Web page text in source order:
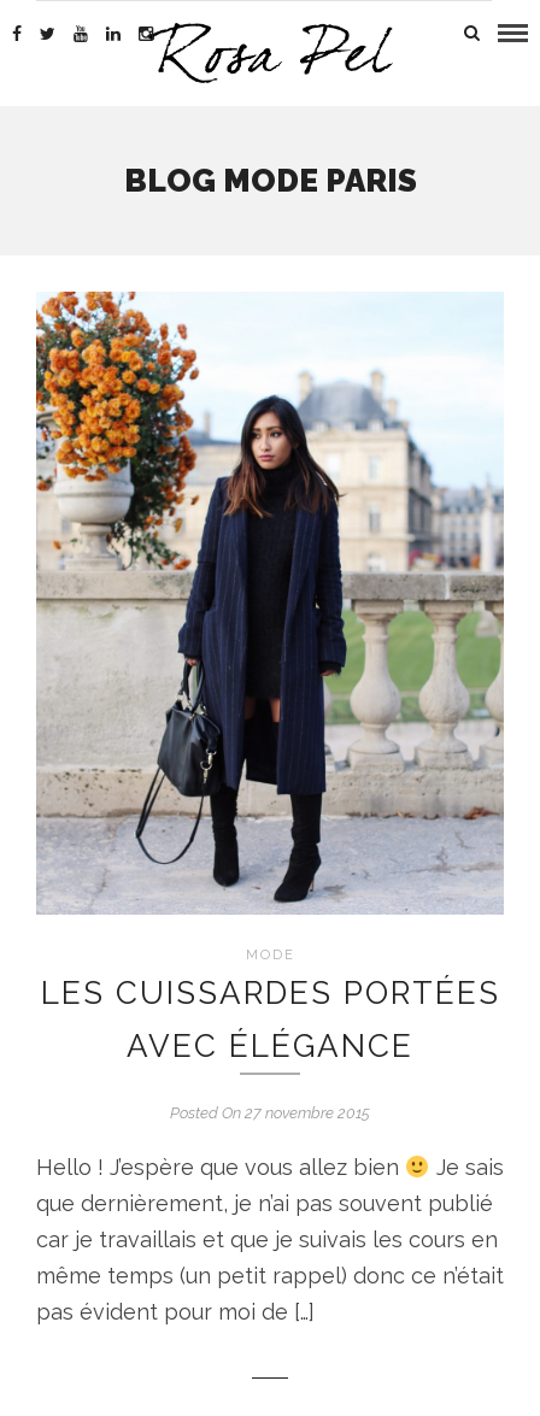
BLOG MODE PARIS
MODE
LES CUISSARDES PORTÉES
AVEC ÉLÉGANCE
Posted On 27 novembre 2015
Hello ! J’espère que vous allez bien
Je sais
que dernièrement, je n’ai pas souvent publié
car je travaillais et que je suivais les cours en
même temps (un petit rappel) donc ce n’était
pas évident pour moi de […]